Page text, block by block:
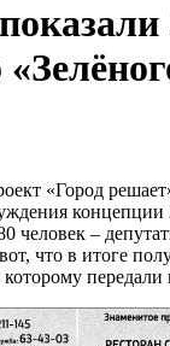
«Город
концепции
человек –
что в итоге